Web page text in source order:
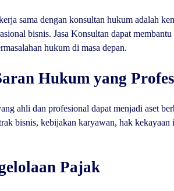
sama dengan konsultan hukum adalah
bisnis. Jasa Konsultan dapat
hukum di masa depan.
Hukum yang
ahli dan profesional dapat menjadi aset
bisnis, kebijakan karyawan, hak
Pajak